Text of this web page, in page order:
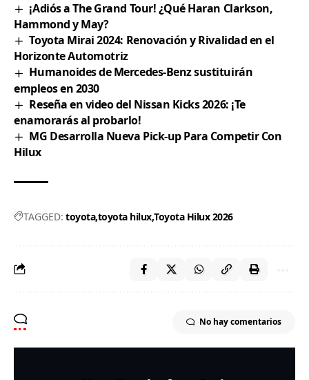
¡Adiós a The Grand Tour! ¿Qué Haran Clarkson,
Hammond y May?
Toyota Mirai 2024: Renovación y Rivalidad en el
Horizonte Automotriz
Humanoides de Mercedes-Benz sustituirán
empleos en 2030
Reseña en video del Nissan Kicks 2026: ¡Te
enamorarás al probarlo!
MG Desarrolla Nueva Pick-up Para Competir Con
Hilux
TAGGED: toyota toyota hiluxToyota Hilux 2026
No hay comentarios